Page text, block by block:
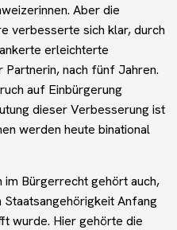
Aber die
verbesserte sich klar, durch
erleichterte
nach fünf Jahren.
auf Einbürgerung
dieser Verbesserung ist
werden heute binational
im Bürgerrecht gehört auch,
Anfang
wurde. Hier gehörte die